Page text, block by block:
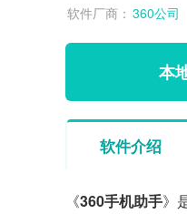
软件厂商： 360公司
本
软件介绍
《360手机助手》